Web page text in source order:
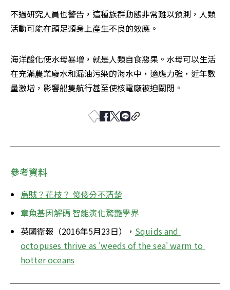
不過研究人員也警告，這種族群動態非常難以預測，人類
活動可能在頭足類身上產生不良的效應。
海洋酸化使水母暴增，就是人類自食惡果。水母可以生活
在充滿農業廢水和漏油污染的海水中，適應力強，近年數
量激增，影響船隻航行甚至使核電廠被迫關閉。
參考資料
烏賊？花枝？ 傻傻分不清楚
章魚基因解碼 智能演化驚艷學界
英國衛報（2016年5月23日）， Squids and
octopuses thrive as 'weeds of the sea' warm to
hotter oceans